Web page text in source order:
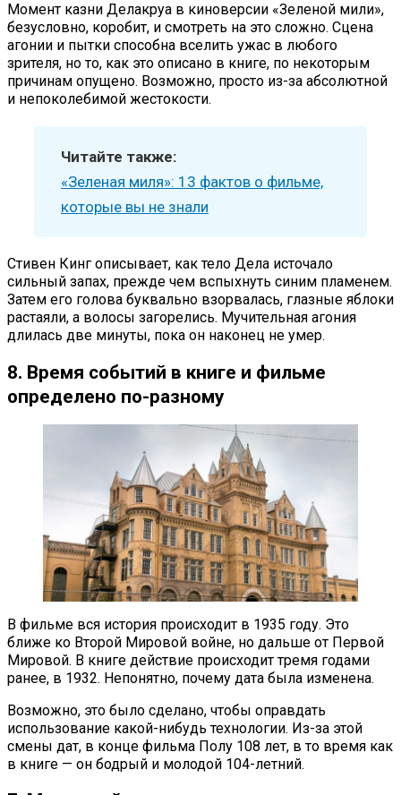
Момент казни Делакруа в киноверсии «Зеленой мили»,
безусловно, коробит, и смотреть на это сложно. Сцена
агонии и пытки способна вселить ужас в любого
зрителя, но то, как это описано в книге, по некоторым
причинам опущено. Возможно, просто из-за абсолютной
и непоколебимой жестокости.
Читайте также:
«Зеленая миля»: 13 фактов о фильме,
которые вы не знали
Стивен Кинг описывает, как тело Дела источало
сильный запах, прежде чем вспыхнуть синим пламенем.
Затем его голова буквально взорвалась, глазные яблоки
растаяли, а волосы загорелись. Мучительная агония
длилась две минуты, пока он наконец не умер.
8. Время событий в книге и фильме
определено по-разному
В фильме вся история происходит в 1935 году. Это
ближе ко Второй Мировой войне, но дальше от Первой
Мировой. В книге действие происходит тремя годами
ранее, в 1932. Непонятно, почему дата была изменена.
Возможно, это было сделано, чтобы оправдать
использование какой-нибудь технологии. Из-за этой
смены дат, в конце фильма Полу 108 лет, в то время как
в книге — он бодрый и молодой 104-летний.